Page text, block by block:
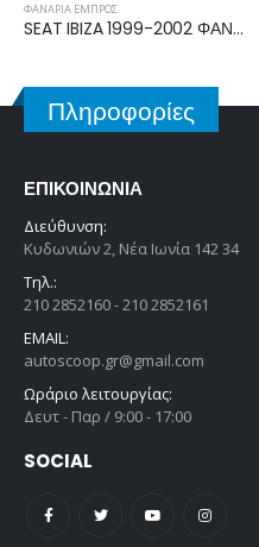
ΦΑΝΆΡΙΑ ΕΜΠΡΌΣ
Πληροφορίες
ΕΠΙΚΟΙΝΩΝΊΑ
Διεύθυνση:
Κυδωνιών 2, Νέα Ιωνία 142 34
Τηλ.:
210 2852160 - 210 2852161
EMAIL:
autoscoop.gr@gmail.com
Ωράριο λειτουργίας:
Δευτ - Παρ / 9:00 - 17:00
SOCIAL